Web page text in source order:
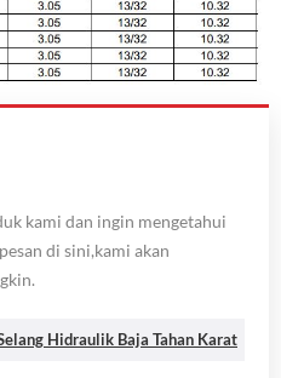
kami dan ingin mengetahui
di sini,kami akan
Hidraulik Baja Tahan Karat